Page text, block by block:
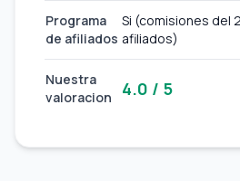
Programa
de afiliados
Si (comisiones del
afiliados)
Nuestra
valoracion
4.0 / 5